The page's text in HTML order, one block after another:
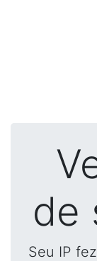
de
Seu IP